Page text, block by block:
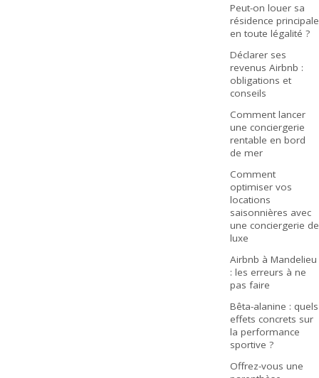
Peut-on louer sa
résidence principale
en toute légalité ?
Déclarer ses
revenus Airbnb :
obligations et
conseils
Comment lancer
une conciergerie
rentable en bord
de mer
Comment
optimiser vos
locations
saisonnières avec
une conciergerie de
luxe
Airbnb à Mandelieu
: les erreurs à ne
pas faire
Bêta-alanine : quels
effets concrets sur
la performance
sportive ?
Offrez-vous une